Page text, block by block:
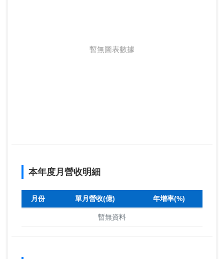
暫無圖表數據
本年度月營收明細
月份 單月營收(億) 年增率(%)
暫無資料